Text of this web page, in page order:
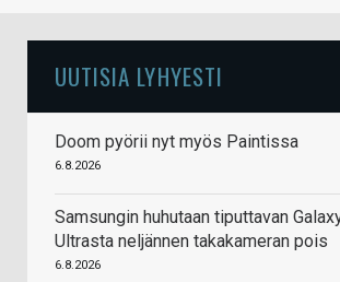
UUTISIA LYHYESTI
Doom pyörii nyt myös Paintissa
6.8.2026
Samsungin huhutaan tiputtavan
Ultrasta neljännen takakameran pois
6.8.2026